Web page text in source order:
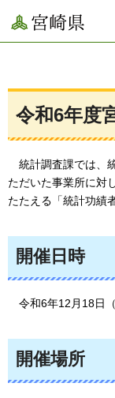
宮崎県
令和6年度
統計調査課では
ただいた事業所に対
たたえる「統計功績
開催日時
令和6年12月18日
開催場所